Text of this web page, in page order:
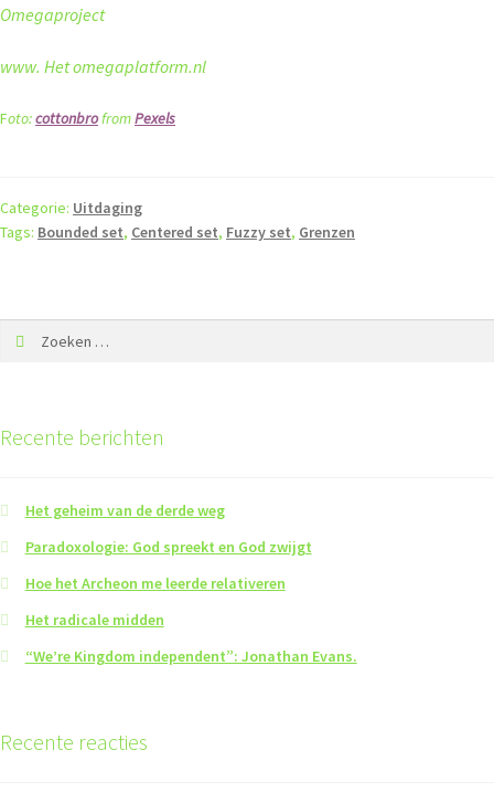
Omegaproject
www. Het omegaplatform.nl
Foto:cottonbrofromPexels
Categorie: Uitdaging
Tags: Bounded set, Centered set, Fuzzy set, Grenzen
Recente berichten
Het geheim van de derde weg
Paradoxologie: God spreekt en God zwijgt
Hoe het Archeon me leerde relativeren
Het radicale midden
“We’re Kingdom independent”: Jonathan Evans.
Recente reacties